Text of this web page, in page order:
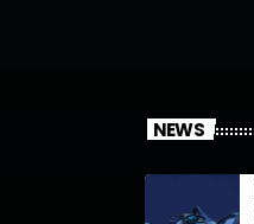
NEWS